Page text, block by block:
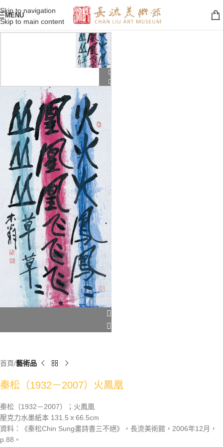
Skip to navigation
Skip to main content
MENU
首頁 藝術品
秦松（1932－2007）火鳳凰
秦松（1932－2007）；火鳳凰
壓克力水墨紙本 131.5ｘ66.5cm
資料：《秦松Chin Sung畫詩書三不絕》，長流美術館，2006年12月，
p.88。